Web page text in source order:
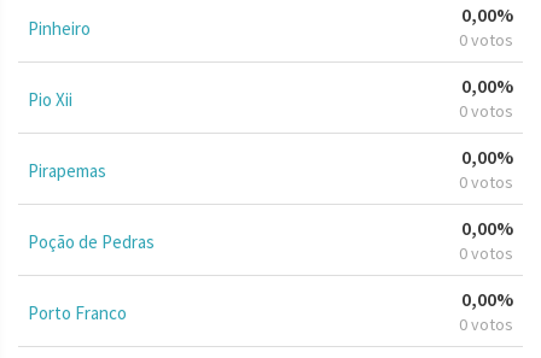
Pinheiro
0,00%
0 votos
Pio Xii
0,00%
0 votos
Pirapemas
0,00%
0 votos
Poção de Pedras
0,00%
0 votos
Porto Franco
0,00%
0 votos